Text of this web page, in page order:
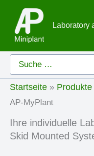
Inhalt
springen
Laboratory
Search
for:
Startseite » Produkte
AP-MyPlant
Ihre individuelle
Skid Mounted